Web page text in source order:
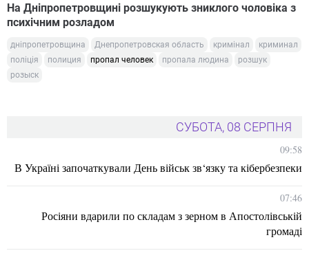
На Дніпропетровщині розшукують зниклого чоловіка з
психічним розладом
дніпропетровщина Днепропетровская область кримінал
криминал
поліція
полиция пропал человек пропала людина
розшук
розыск
СУБОТА, 08 СЕРПНЯ
09:58
В Україні започаткували День військ зв‘язку та кібербезпеки
07:46
Росіяни вдарили по складам з зерном в Апостолівській
громаді